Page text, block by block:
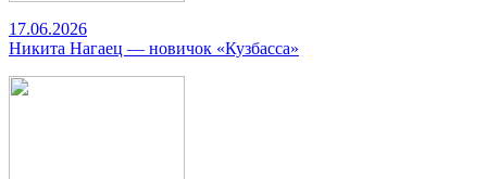
17.06.2026
Никита Нагаец — новичок «Кузбасса»